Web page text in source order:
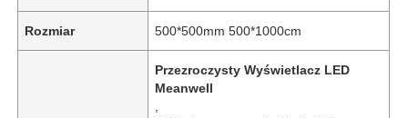
Rozmiar 500*500mm 500*1000cm
Przezroczysty Wyświetlacz LED
Meanwell